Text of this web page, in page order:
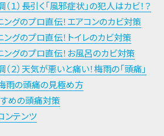
１）長引く「風邪症状」の犯人はカビ！？
ングのプロ直伝！エアコンのカビ対策
ングのプロ直伝！トイレのカビ対策
ングのプロ直伝！お風呂のカビ対策
２）天気が悪いと痛い！梅雨の「頭痛」
雨の頭痛の見極め方
めの頭痛対策
ンテンツ